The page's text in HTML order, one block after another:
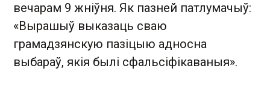
вечарам 9 жніўня. Як пазней патлумачыў:
«Вырашыў выказаць сваю
грамадзянскую пазіцыю адносна
выбараў, якія былі сфальсіфікаваныя».